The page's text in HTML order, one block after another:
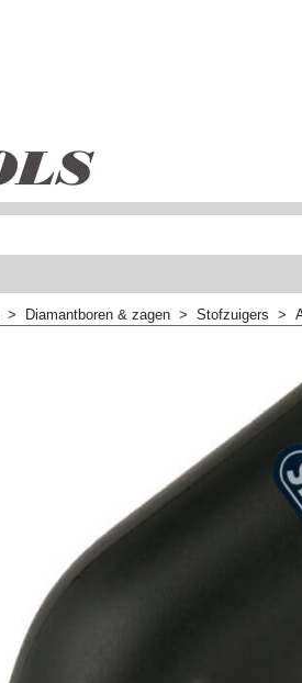
> Diamantboren & zagen > Stofzuigers >